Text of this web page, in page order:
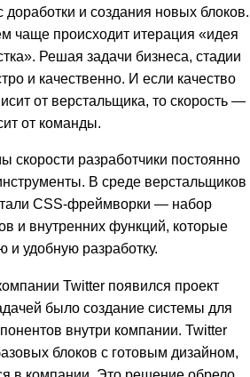
и создания новых блоков.
чаще происходит итерация «идея
Решая задачи бизнеса, стадии
и качественно. И если качество
от верстальщика, то скорость —
от команды.
разработчики постоянно
В среде верстальщиков
CSS-фреймворки — набор
и внутренних функций, которые
и удобную разработку.
Twitter появился проект
было создание системы для
внутри компании. Twitter
блоков с готовым дизайном,